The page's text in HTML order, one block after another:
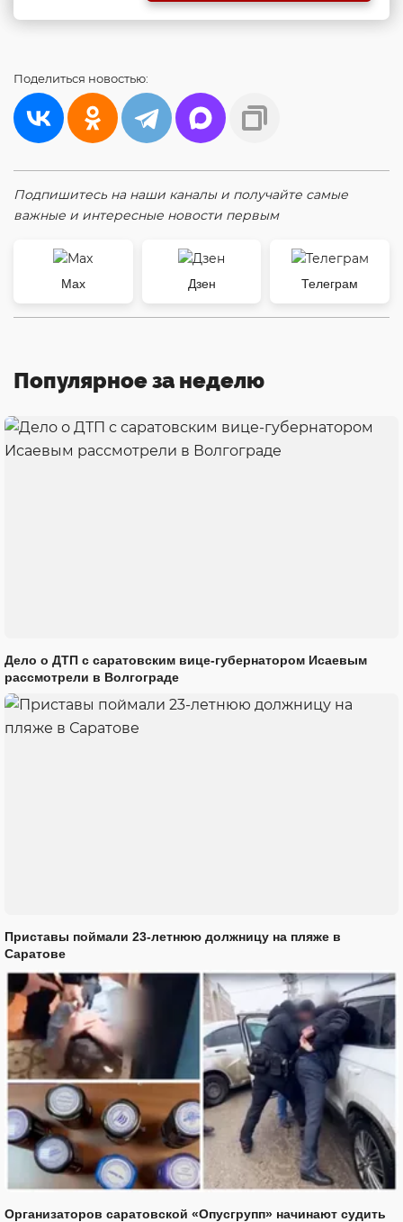
Поделиться новостью:
Подпишитесь на наши каналы и получайте самые
важные и интересные новости первым
Max Дзен Телеграм
Популярное за неделю
Дело о ДТП с саратовским вице-губернатором Исаевым
рассмотрели в Волгограде
Приставы поймали 23-летнюю должницу на пляже в
Саратове
Организаторов саратовской «Опусгрупп» начинают судить